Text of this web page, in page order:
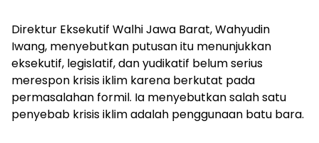
Direktur Eksekutif Walhi Jawa Barat, Wahyudin
Iwang, menyebutkan putusan itu menunjukkan
eksekutif, legislatif, dan yudikatif belum serius
merespon krisis iklim karena berkutat pada
permasalahan formil. Ia menyebutkan salah satu
penyebab krisis iklim adalah penggunaan batu bara.